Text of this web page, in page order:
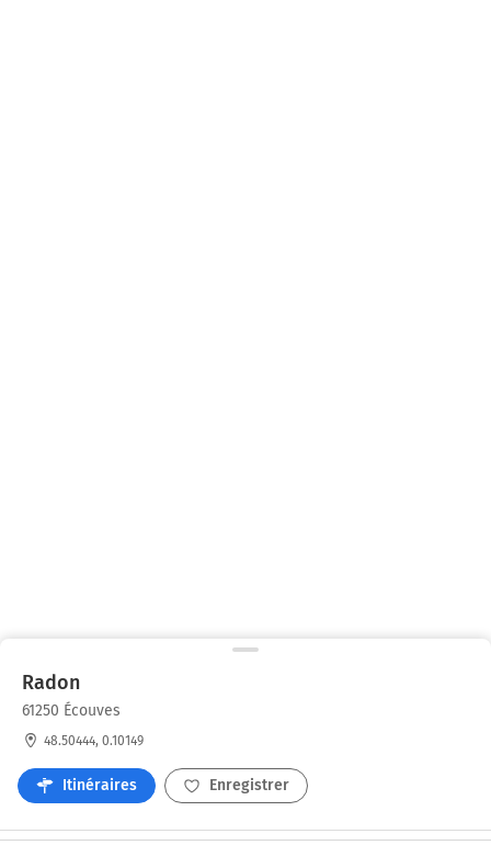
Radon
61250 Écouves
48.50444, 0.10149
Itinéraires Enregistrer